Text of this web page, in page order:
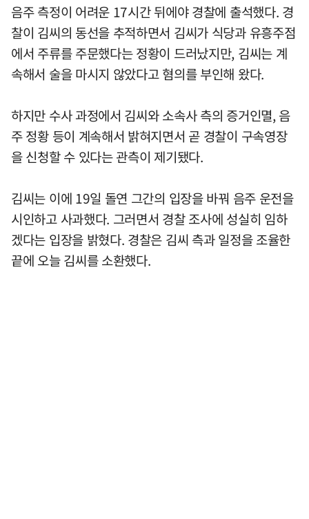
음주 측정이 어려운 17시간 뒤에야 경찰에 출석했다. 경
찰이 김씨의 동선을 추적하면서 김씨가 식당과 유흥주점
에서 주류를 주문했다는 정황이 드러났지만, 김씨는 계
속해서 술을 마시지 않았다고 혐의를 부인해 왔다.
하지만 수사 과정에서 김씨와 소속사 측의 증거인멸, 음
주 정황 등이 계속해서 밝혀지면서 곧 경찰이 구속영장
을 신청할 수 있다는 관측이 제기됐다.
김씨는 이에 19일 돌연 그간의 입장을 바꿔 음주 운전을
시인하고 사과했다. 그러면서 경찰 조사에 성실히 임하
겠다는 입장을 밝혔다. 경찰은 김씨 측과 일정을 조율한
끝에 오늘 김씨를 소환했다.